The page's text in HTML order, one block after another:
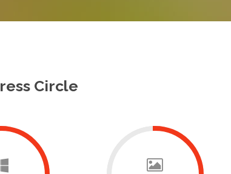
Circle